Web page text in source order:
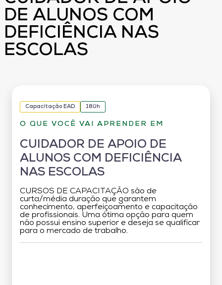
DE ALUNOS COM
DEFICIÊNCIA NAS
ESCOLAS
Capacitação EAD 180h
O QUE VOCÊ VAI APRENDER EM
CUIDADOR DE APOIO DE
ALUNOS COM DEFICIÊNCIA
NAS ESCOLAS
CURSOS DE CAPACITAÇÃO são de
curta/média duração que garantem
conhecimento, aperfeiçoamento e capacitação
de profissionais. Uma ótima opção para quem
não possui ensino superior e deseja se qualificar
para o mercado de trabalho.